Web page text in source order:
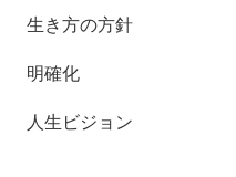
生き方の方針
明確化
人生ビジョン